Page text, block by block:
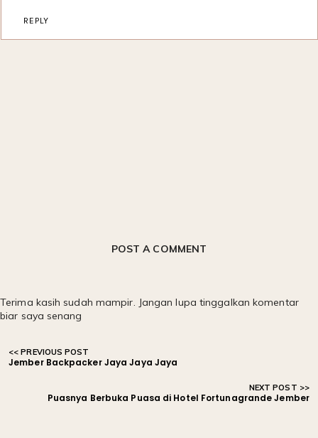
REPLY
POST A COMMENT
Terima kasih sudah mampir. Jangan lupa tinggalkan komentar
biar saya senang
Jember Backpacker Jaya Jaya Jaya
Puasnya Berbuka Puasa di Hotel Fortunagrande Jember